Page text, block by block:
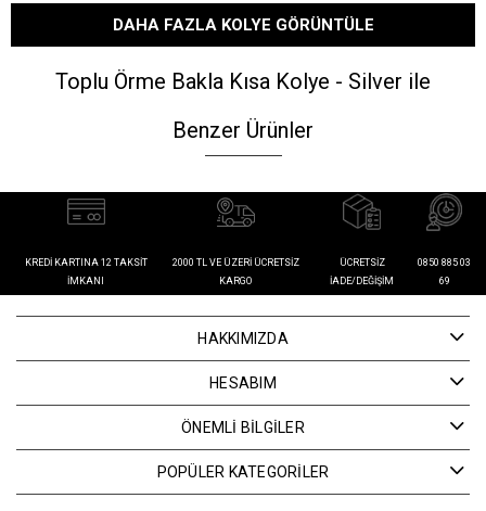
DAHA FAZLA KOLYE GÖRÜNTÜLE
Toplu Örme Bakla Kısa Kolye - Silver ile
Benzer Ürünler
KREDI KARTINA 12 TAKSIT
İMKANI
2000 TL VE ÜZERI ÜCRETSIZ
KARGO
ÜCRETSIZ
İADE/DEĞIŞIM
0850 885 03
69
HAKKIMIZDA
HESABIM
ÖNEMLİ BİLGİLER
POPÜLER KATEGORİLER